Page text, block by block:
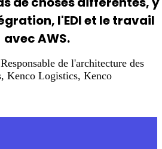
l'EDI et le travail
avec AWS.
de l'architecture des
Kenco Logistics, Kenco